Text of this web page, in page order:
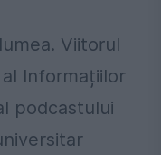
Viitorul
Informațiilor
podcastului